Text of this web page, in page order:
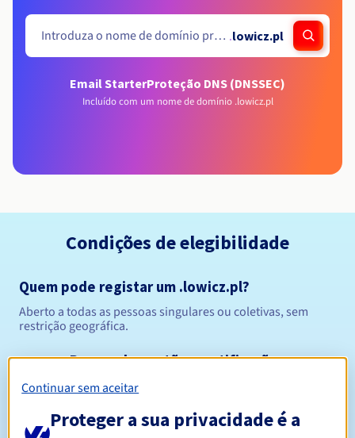
.lowicz.pl
Email StarterProteção DNS (DNSSEC)
Incluído com um nome de domínio .lowicz.pl
Condições de elegibilidade
Quem pode registar um .lowicz.pl?
Aberto a todas as pessoas singulares ou coletivas, sem
restrição geográfica.
Regras de gestão e notificações
Continuar sem aceitar
Proteger a sua privacidade é a